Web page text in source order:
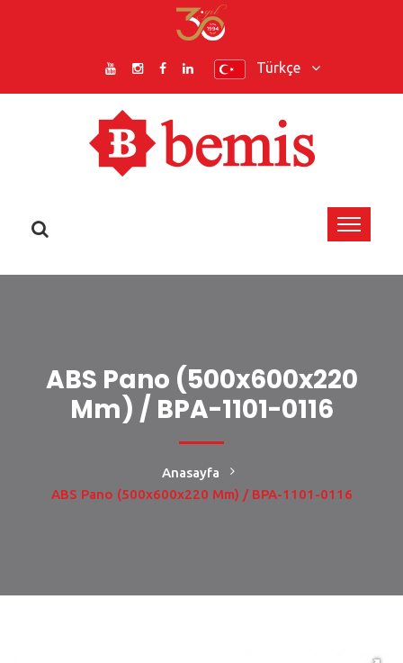
Türkçe
ABS Pano (500x600x220
Mm) / BPA-1101-0116
Anasayfa
ABS Pano (500x600x220 Mm) / BPA-1101-0116